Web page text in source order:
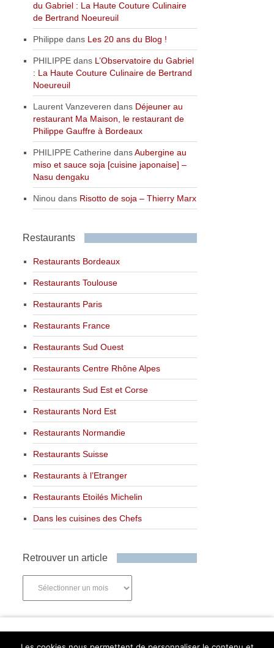
du Gabriel : La Haute Couture Culinaire
de Bertrand Noeureuil
Philippe dans Les 20 ans du Blog !
PHILIPPE dans L’Observatoire du Gabriel
: La Haute Couture Culinaire de Bertrand
Noeureuil
Laurent Vanzeveren dans Déjeuner au
restaurant Ma Maison, le restaurant de
Philippe Gauffre à Bordeaux
PHILIPPE Catherine dansAubergine au
miso et sauce soja [cuisine japonaise] –
Nasu dengaku
Ninou dans Risotto de soja – Thierry Marx
Restaurants
Restaurants Bordeaux
Restaurants Toulouse
Restaurants Paris
Restaurants France
Restaurants Sud Ouest
Restaurants Centre Rhône Alpes
Restaurants Sud Est et Corse
Restaurants Nord Est
Restaurants Normandie
Restaurants Suisse
Restaurants à l’Etranger
Restaurants Etoilés Michelin
Dans les cuisines des Chefs
Retrouver un article